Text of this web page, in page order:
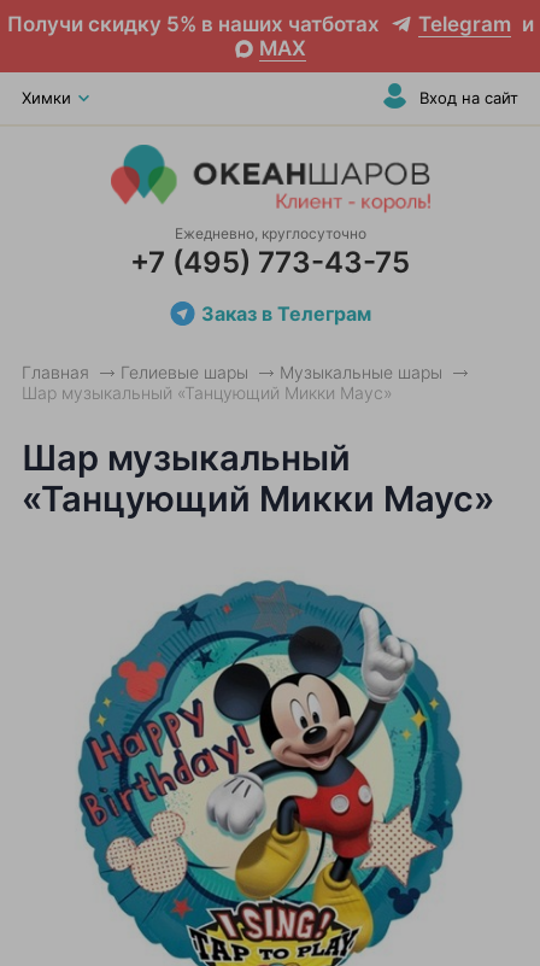
Получи скидку 5% в наших чатботах Telegram и
MAX
Химки Вход на сайт
Ежедневно, круглосуточно
+7 (495) 773-43-75
Заказ в Телеграм
Главная Гелиевые шары
Музыкальные шары
Шар музыкальный «Танцующий Микки Маус»
Шар музыкальный
«Танцующий Микки Маус»